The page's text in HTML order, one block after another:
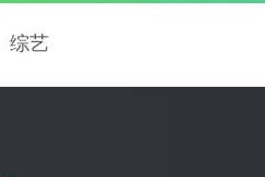
综艺